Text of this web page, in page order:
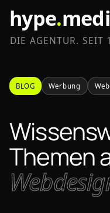
hype.
DIE AGENTUR. SEIT
BLOG Werbung
Themen